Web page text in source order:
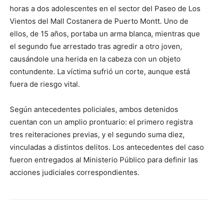
horas a dos adolescentes en el sector del Paseo de Los
Vientos del Mall Costanera de Puerto Montt. Uno de
ellos, de 15 años, portaba un arma blanca, mientras que
el segundo fue arrestado tras agredir a otro joven,
causándole una herida en la cabeza con un objeto
contundente. La víctima sufrió un corte, aunque está
fuera de riesgo vital.
Según antecedentes policiales, ambos detenidos
cuentan con un amplio prontuario: el primero registra
tres reiteraciones previas, y el segundo suma diez,
vinculadas a distintos delitos. Los antecedentes del caso
fueron entregados al Ministerio Público para definir las
acciones judiciales correspondientes.